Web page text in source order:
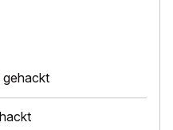
gehackt